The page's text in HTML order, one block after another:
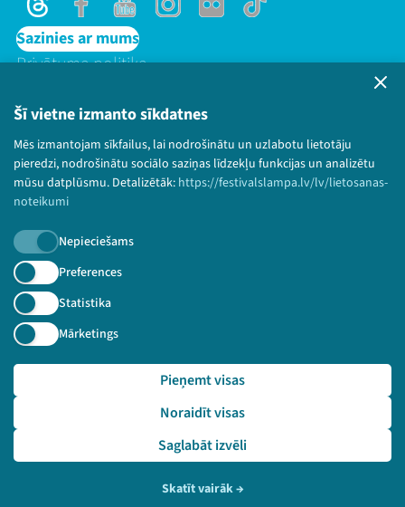
Šī vietne izmanto sīkdatnes
Mēs izmantojam sīkfailus, lai nodrošinātu un uzlabotu lietotāju
pieredzi, nodrošinātu sociālo saziņas līdzekļu funkcijas un analizētu
mūsu datplūsmu. Detalizētāk: https://festivalslampa.lv/lv/lietosanas-
noteikumi
Nepieciešams
Preferences
Statistika
Mārketings
Saglabāt izvēli
Noraidīt visas
Pieņemt visas
Skatīt vairāk→
ThreadsFacebookYoutubeInstagram
Flick TikTok
Sazinies ar mums
Privātuma politika
Bērnu aizsardzības politika
© 2026 Sarunu festivāls LAMPA Visas tiesības
paturētas.
Piesakies jaunumiem!
Nepalaid garām aktuālāko informāciju!
🔗 https://festivalslampa.lv/lv/video-arhivs/2388?sp
eaker=M%C4%81ris%20Jonovs&speaker_id=2222